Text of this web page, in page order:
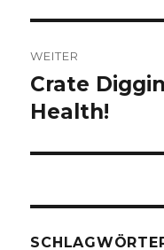
WEITER
Nächster
Beitrag:
Crate
Health!